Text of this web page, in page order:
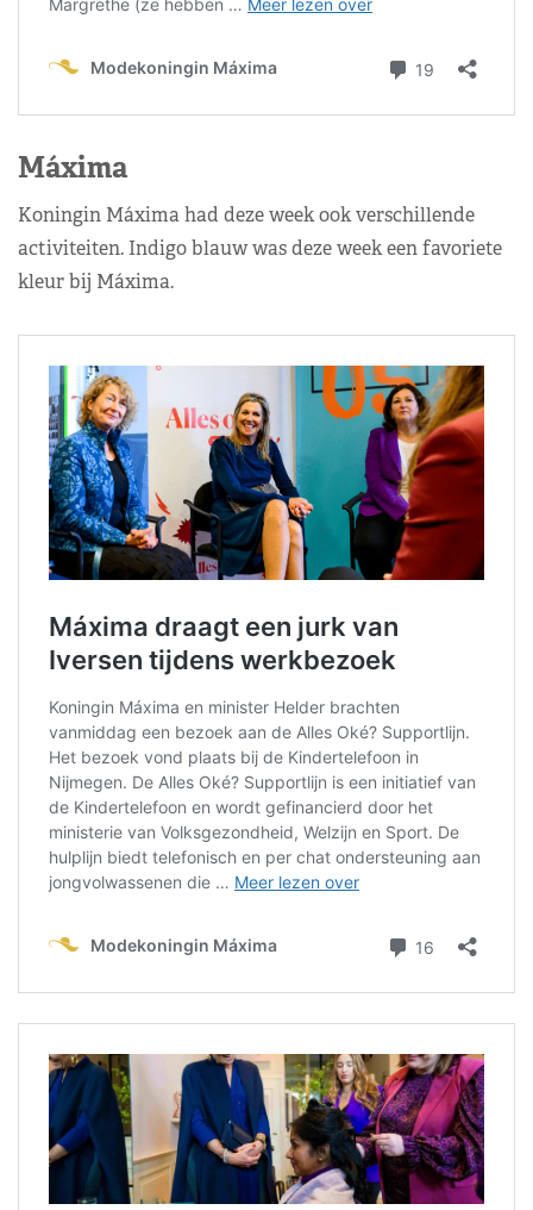
Máxima
Koningin Máxima had deze week ook verschillende
activiteiten. Indigo blauw was deze week een favoriete
kleur bij Máxima.